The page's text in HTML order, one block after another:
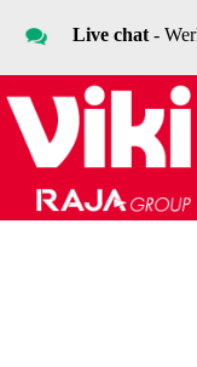
naar
inhoud
Live chat-